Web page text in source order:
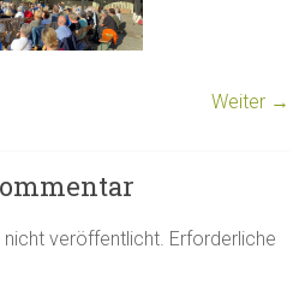
Weiter →
nicht veröffentlicht. Erforderliche